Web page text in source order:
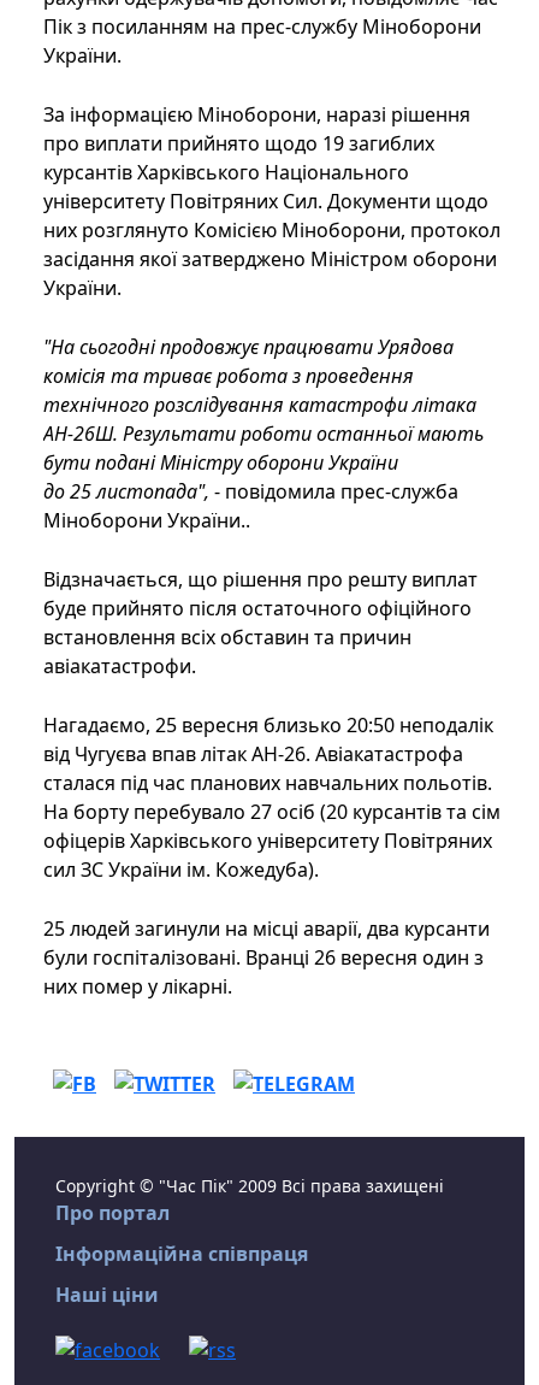
Пік з посиланням на прес-службу Міноборони
України.
За інформацією Міноборони, наразі рішення
про виплати прийнято щодо 19 загиблих
курсантів Харківського Національного
університету Повітряних Сил. Документи щодо
них розглянуто Комісією Міноборони, протокол
засідання якої затверджено Міністром оборони
України.
"На сьогодні продовжує працювати Урядова
комісія та триває робота з проведення
технічного розслідування катастрофи літака
АН-26Ш. Результати роботи останньої мають
бути подані Міністру оборони України
до 25 листопада", - повідомила прес-служба
Міноборони України..
Відзначається, що рішення про решту виплат
буде прийнято після остаточного офіційного
встановлення всіх обставин та причин
авіакатастрофи.
Нагадаємо, 25 вересня близько 20:50 неподалік
від Чугуєва впав літак АН-26. Авіакатастрофа
сталася під час планових навчальних польотів.
На борту перебувало 27 осіб (20 курсантів та сім
офіцерів Харківського університету Повітряних
сил ЗС України ім. Кожедуба).
25 людей загинули на місці аварії, два курсанти
були госпіталізовані. Вранці 26 вересня один з
них помер у лікарні.
Copyright © "Час Пік" 2009 Всі права захищені
Про портал
Інформаційна співпраця
Наші ціни